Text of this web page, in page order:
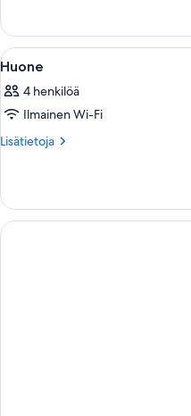
Avaa
kaikki
huonetyypin
Huone
kuvat
1
Huone
4 henkilöä
Ilmainen Wi-Fi
Lisätietoja
Lisätietoja